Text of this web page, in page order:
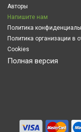
Авторы
Напишите нам
Политика
Политика организации в
Cookies
Полная версия